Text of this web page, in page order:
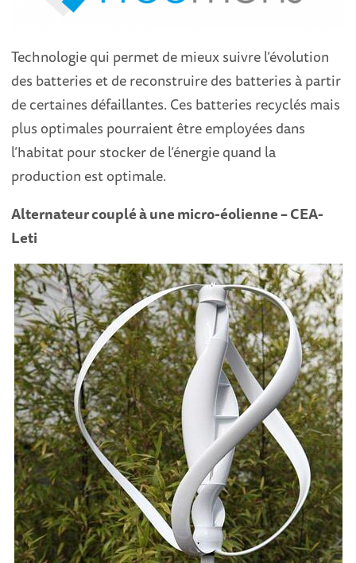
Technologie qui permet de mieux suivre l’évolution
des batteries et de reconstruire des batteries à partir
de certaines défaillantes. Ces batteries recyclés mais
plus optimales pourraient être employées dans
l’habitat pour stocker de l’énergie quand la
production est optimale.
Alternateur couplé à une micro-éolienne – CEA-
Leti